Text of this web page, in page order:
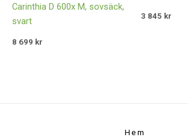
Carinthia D 600x M, sovsäck,
svart
8 699 kr
3 845 kr
Hem